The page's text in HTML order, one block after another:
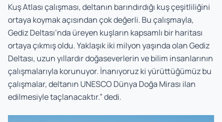
Kuş Atlası çalışması, deltanın barındırdığı kuş çeşitliliğini
ortaya koymak açısından çok değerli. Bu çalışmayla,
Gediz Deltası’nda üreyen kuşların kapsamlı bir haritası
ortaya çıkmış oldu. Yaklaşık iki milyon yaşında olan Gediz
Deltası, uzun yıllardır doğaseverlerin ve bilim insanlarının
çalışmalarıyla korunuyor. İnanıyoruz ki yürüttüğümüz bu
çalışmalar, deltanın UNESCO Dünya Doğa Mirası ilan
edilmesiyle taçlanacaktır.” dedi.